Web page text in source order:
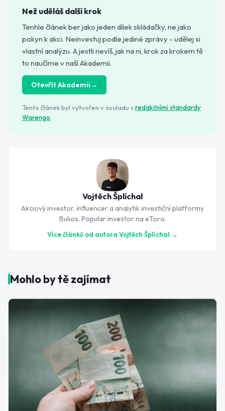
Než uděláš další krok
Tenhle článek ber jako jeden dílek skládačky, ne jako
pokyn k akci. Neinvestuj podle jediné zprávy - udělej si
vlastní analýzu. A jestli nevíš, jak na ni, krok za krokem tě
to naučíme v naší Akademii.
Otevřít Akademii→
Tento článek byl vytvořen v souladu sredakčními standardy
Warengo
Vojtěch Šplíchal
Akciový investor, influencer a analytik investiční platformy
Bulios. Popular investor na eToro.
Více článků od autora Vojtěch Šplíchal →
Mohlo by tě zajímat